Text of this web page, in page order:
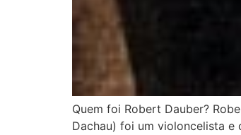
Quem foi Robert Dauber?
Dachau) foi um violoncelista e